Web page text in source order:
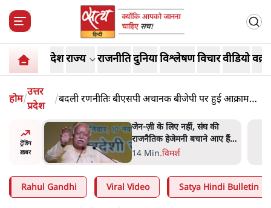
देशराज्य राजनीतिदुनियाविश्लेषणविचारवीडियो
होम/
उत्तर
प्रदेश
/बदली रणनीतिः बीएसपी अचानक बीजेपी पर हुई आक्रामक,
ट्रेंडिंग
ख़बर
की तरफ
जेन-ज़ी के लिए नहीं, संघ की
राजनैतिक हेजेमनी बचाने आए हैं
मोहन भागवत!
14 Min.विमर्श
Rahul Gandhi Viral Video Satya Hindi Bulletin